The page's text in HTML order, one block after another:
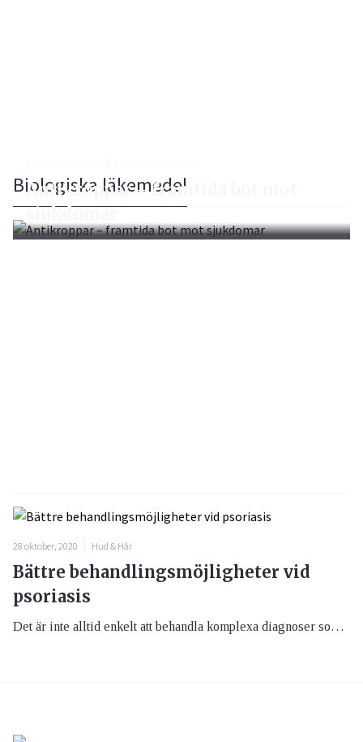
Biologiska läkemedel
Antikroppar – framtida bot mot
sjukdomar
28 oktober, 2020 Hud & Hår
Bättre behandlingsmöjligheter vid
psoriasis
Det är inte alltid enkelt att behandla komplexa diagnoser som psoriasis och psoriasisartrit. Med ny forskning, nya läkemedel och behandlingsmöjligheter ökar chansen att få en mer individanpassad behandling, vilket gynnar både patienterna och samhället.